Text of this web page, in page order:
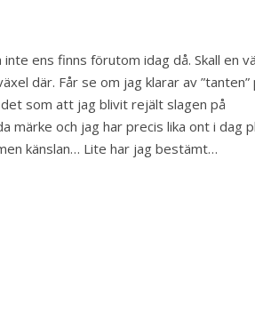
ens finns förutom idag då. Skall en
där. Får se om jag klarar av ”tanten”
som att jag blivit rejält slagen på
märke och jag har precis lika ont i dag
känslan… Lite har jag bestämt…